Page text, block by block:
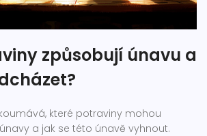
způsobují únavu a
které potraviny mohou
a jak se této únavě vyhnout.